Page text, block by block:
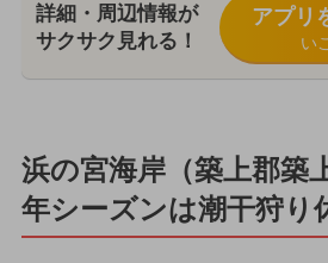
詳細・周辺情報が
サクサク見れる！
アプリ
い
浜の宮海岸（築上郡築
年シーズンは潮干狩り